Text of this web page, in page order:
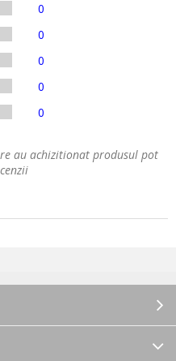
0
0
0
0
0
au achizitionat produsul pot